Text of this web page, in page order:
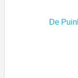
De